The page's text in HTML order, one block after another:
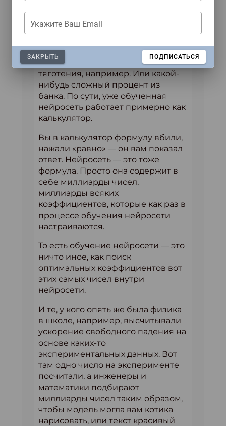
обучают нейросети?
— По факту, нейросеть — это одна
формула. Не знаю, у кого в школе
была физика: закон всемирного
тяготения, например. Или какой-
нибудь сложный процент из
банка. По сути, уже обученная
нейросеть работает примерно как
калькулятор.
Вы в калькулятор формулу вбили,
нажали «равно» — он вам показал
ответ. Нейросеть — это тоже
формула. Просто она содержит в
себе миллиарды чисел,
миллиарды всяких
коэффициентов, которые как раз в
процессе обучения нейросети
настраиваются.
То есть обучение нейросети — это
ничто иное, как поиск
оптимальных коэффициентов вот
этих самых чисел внутри
нейросети.
И те, у кого опять же была физика
в школе, например, высчитывали
ускорение свободного падения на
основе каких-то
экспериментальных данных. Вот
там одно число на эксперименте
посчитали, а инженеры и
математики подбирают
миллиарды чисел таким образом,
чтобы модель могла вам котика
нарисовать, или текст красивый
Укажите Ваш Email
ЗАКРЫТЬ ПОДПИСАТЬСЯ